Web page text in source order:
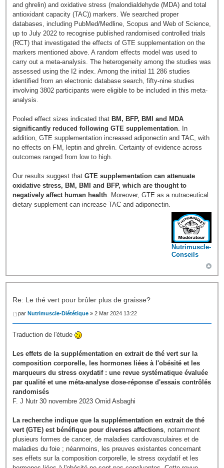
and ghrelin) and oxidative stress (malondialdehyde (MDA) and total
antioxidant capacity (TAC)) markers. We searched proper
databases, including PubMed/Medline, Scopus and Web of Science,
up to July 2022 to recognise published randomised controlled trials
(RCT) that investigated the effects of GTE supplementation on the
markers mentioned above. A random effects model was used to
carry out a meta-analysis. The heterogeneity among the studies was
assessed using the I2 index. Among the initial 11 286 studies
identified from an electronic database search, fifty-nine studies
involving 3802 participants were eligible to be included in this meta-
analysis.
Pooled effect sizes indicated thatBM, BFP, BMI and MDA
significantly reduced following GTE supplementation . In
addition, GTE supplementation increased adiponectin and TAC, with
no effects on FM, leptin and ghrelin. Certainty of evidence across
outcomes ranged from low to high.
Our results suggest thatGTE supplementation can attenuate
oxidative stress, BM, BMI and BFP, which are thought to
negatively affect human health . Moreover, GTE as a nutraceutical
dietary supplement can increase TAC and adiponectin.
Nutrimuscle-
Conseils
Re: Le thé vert pour brûler plus de graisse?
parNutrimuscle-Diététique » 2 Mar 2024 13:22
Traduction de l'étude
Les effets de la supplémentation en extrait de thé vert sur la
composition corporelle, les hormones liées à l'obésité et les
marqueurs du stress oxydatif : une revue systématique évaluée
par qualité et une méta-analyse dose-réponse d'essais contrôlés
randomisés
F. J Nutr 30 novembre 2023 Omid Asbaghi
La recherche indique que la supplémentation en extrait de thé
vert (GTE) est bénéfique pour diverses affections , notamment
plusieurs formes de cancer, de maladies cardiovasculaires et de
maladies du foie ; néanmoins, les preuves existantes concernant
ses effets sur la composition corporelle, le stress oxydatif et les